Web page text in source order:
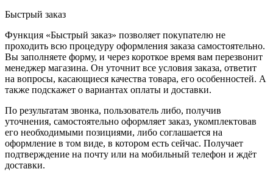
Быстрый заказ
Функция «Быстрый заказ» позволяет покупателю не
проходить всю процедуру оформления заказа самостоятельно.
Вы заполняете форму, и через короткое время вам перезвонит
менеджер магазина. Он уточнит все условия заказа, ответит
на вопросы, касающиеся качества товара, его особенностей. А
также подскажет о вариантах оплаты и доставки.
По результатам звонка, пользователь либо, получив
уточнения, самостоятельно оформляет заказ, укомплектовав
его необходимыми позициями, либо соглашается на
оформление в том виде, в котором есть сейчас. Получает
подтверждение на почту или на мобильный телефон и ждёт
доставки.